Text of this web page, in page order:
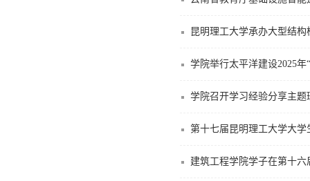
昆明理工大学承办大型结
学院举行太平洋建设2025
学院召开学习经验分享主题
第十七届昆明理工大学大